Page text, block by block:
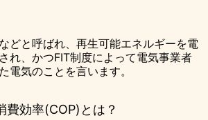
どと呼ばれ、再生可能エネルギーを電
れ、かつFIT制度によって電気事業者
電気のことを言います。
費効率(COP)とは？